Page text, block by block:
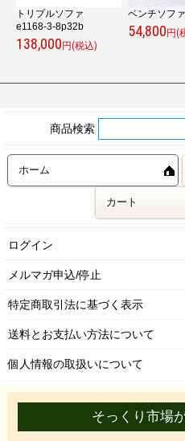
トリプルソファ
e1168-3-8p32b
138,000 円(税込)
ベンチソフ
54,800 円(
商品検索
ホーム
カート
ログイン
メルマガ申込/停止
特定商取引法に基づく表示
送料とお支払い方法について
個人情報の取扱いについて
そっくり市場